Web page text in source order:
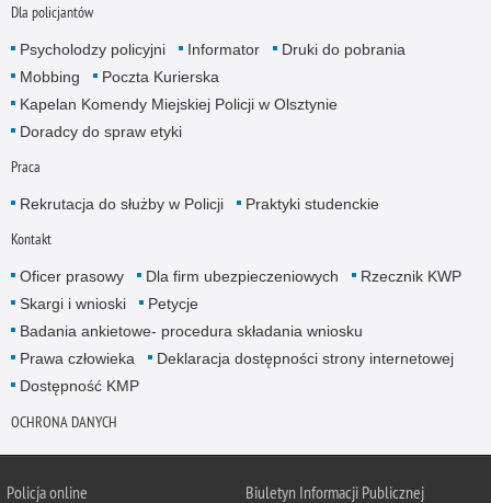
Dla policjantów
Psycholodzy policyjni Informator
Druki do pobrania
Mobbing
Poczta Kurierska
Kapelan Komendy Miejskiej Policji w Olsztynie
Doradcy do spraw etyki
Praca
Rekrutacja do służby w Policji Praktyki studenckie
Kontakt
Oficer prasowy Dla firm ubezpieczeniowych
Rzecznik KWP
Skargi i wnioski
Petycje
Badania ankietowe- procedura składania wniosku
Prawa człowieka
Deklaracja dostępności strony internetowej
Dostępność KMP
OCHRONA DANYCH
Policja online Biuletyn Informacji Publicznej